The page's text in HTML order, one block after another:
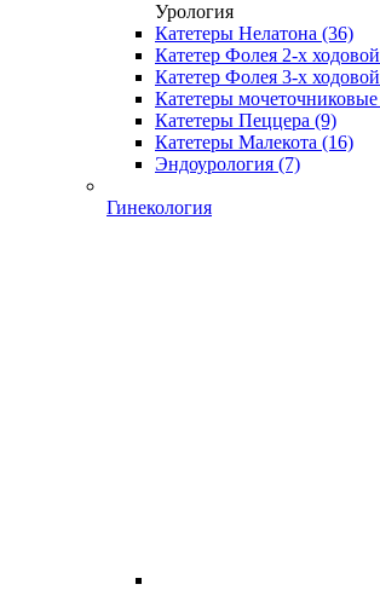
Урология
Катетеры Нелатона (36)
Катетер Фолея 2-х ходовой
Катетер Фолея 3-х ходовой
Катетеры мочеточниковые
Катетеры Пеццера (9)
Катетеры Малекота (16)
Эндоурология (7)
Гинекология